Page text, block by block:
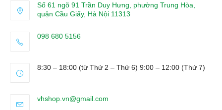
Số 61 ngõ 91 Trần Duy Hưng, phường Trung Hòa,
quận Cầu Giấy, Hà Nội 11313
098 680 5156
your
8:30 – 18:00 (từ Thứ 2 – Thứ 6) 9:00 – 12:00 (Thứ 7)
vhshop.vn@gmail.com